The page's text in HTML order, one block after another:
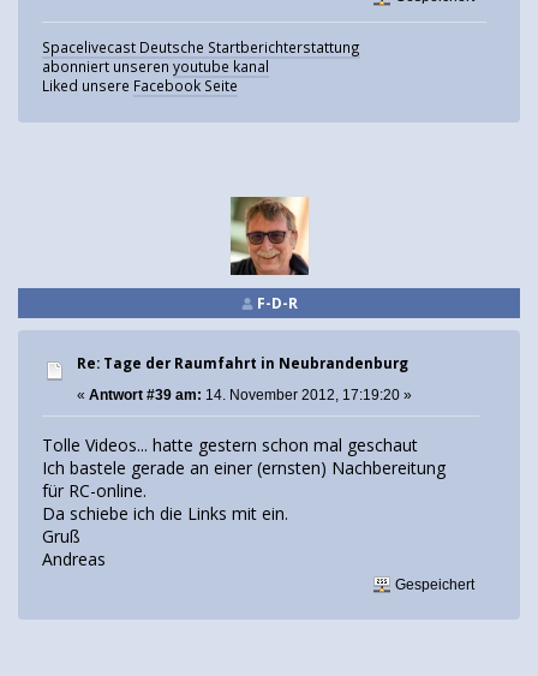
Spacelivecast Deutsche Startberichterstattung
abonniert unseren youtube kanal
Liked unsere Facebook Seite
F-D-R
Re: Tage der Raumfahrt in Neubrandenburg
« Antwort #39 am: 14. November 2012, 17:19:20 »
Tolle Videos... hatte gestern schon mal geschaut
Ich bastele gerade an einer (ernsten) Nachbereitung
für RC-online.
Da schiebe ich die Links mit ein.
Gruß
Andreas
Gespeichert